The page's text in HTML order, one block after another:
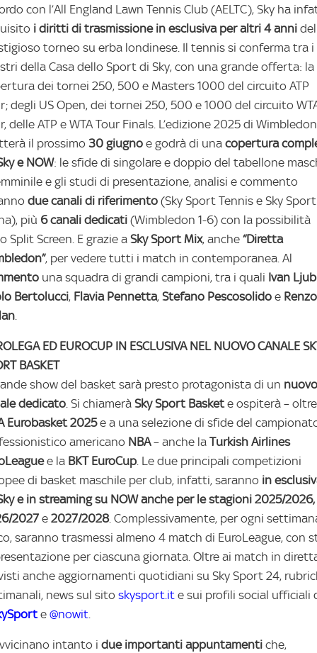
con l’All England Lawn Tennis Club (AELTC), Sky ha
i diritti di trasmissione in esclusiva per altri 4 anni del
torneo su erba londinese. Il tennis si conferma tra i
della Casa dello Sport di Sky, con una grande offerta: la
dei tornei 250, 500 e Masters 1000 del circuito ATP
degli US Open, dei tornei 250, 500 e 1000 del circuito
delle ATP e WTA Tour Finals. L’edizione 2025 di Wimbledon
il prossimo 30 giugno e godrà di una copertura
e NOW: le sfide di singolare e doppio del tabellone
e gli studi di presentazione, analisi e commento
due canali di riferimento (Sky Sport Tennis e Sky Sport
più 6 canali dedicati (Wimbledon 1-6) con la possibilità
Split Screen. E grazie aSky Sport Mix, anche “Diretta
, per vedere tutti i match in contemporanea. Al
una squadra di grandi campioni, tra i quali Ivan
Bertolucci, Flavia Pennetta, Stefano Pescosolido e Renzo
.
ED EUROCUP IN ESCLUSIVA NEL NUOVO CANALE
BASKET
show del basket sarà presto protagonista di un nuovo
dedicato. Si chiamerà Sky Sport Baskete ospiterà –
Eurobasket 2025e a una selezione di sfide del
americano NBA– anche la Turkish Airlines
e la BKT EuroCup. Le due principali competizioni
di basket maschile per club, infatti, saranno in
e in streaming su NOW anche per le stagioni 2025/2026,
2027 e 2027/2028. Complessivamente, per ogni
saranno trasmessi almeno 4 match di EuroLeague, con
per ciascuna giornata. Oltre ai match in
anche aggiornamenti quotidiani su Sky Sport 24,
news sul sito skysport.it e sui profili social ufficiali
e @nowit.
intanto i due importanti appuntamenti che,